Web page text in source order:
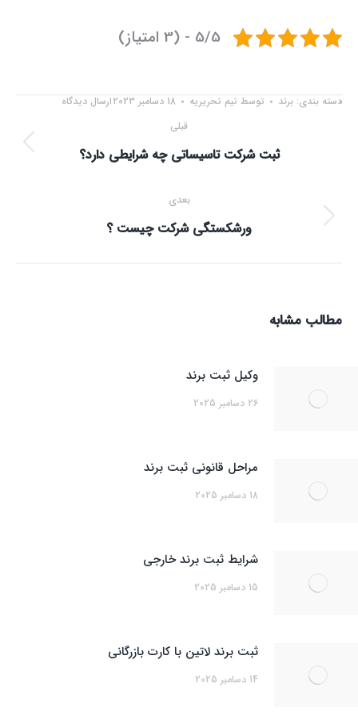
5/5 - (3 امتیاز)
دسته بندی: برند توسط تیم تحریریه 18 دسامبر 2023 ارسال دیدگاه
قبلی
نوشته
ثبت شرکت تاسیساتی چه شرایطی دارد؟
بعدی
نوشته
ورشکستگی شرکت چیست ؟
مطالب مشابه
وکیل ثبت برند
26 دسامبر 2025
مراحل قانونی ثبت برند
18 دسامبر 2025
شرایط ثبت برند خارجی
15 دسامبر 2025
ثبت برند لاتین با کارت بازرگانی
14 دسامبر 2025